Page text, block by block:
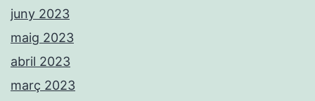
juny 2023
maig 2023
abril 2023
març 2023